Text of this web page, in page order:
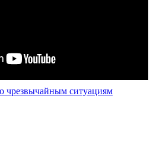
ситуациям